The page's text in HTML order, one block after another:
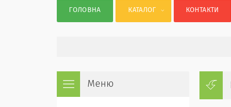
ГОЛОВНА КАТАЛОГ КОНТАКТИ